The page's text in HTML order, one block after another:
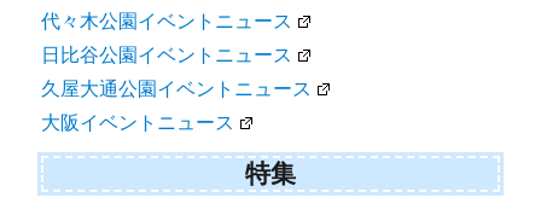
代々木公園イベントニュース
日比谷公園イベントニュース
久屋大通公園イベントニュース
大阪イベントニュース
特集